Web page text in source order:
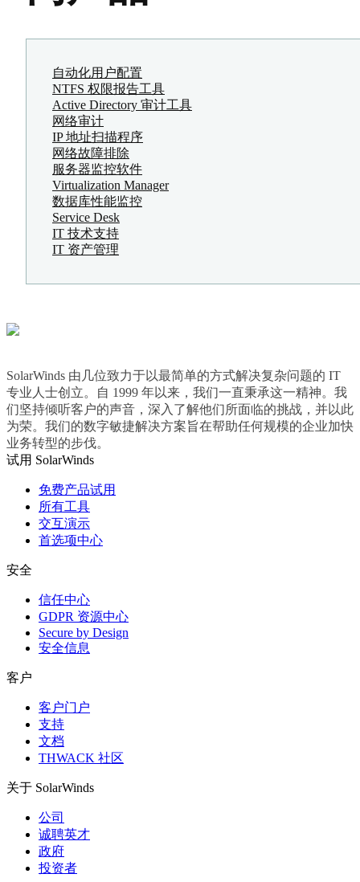
自动化用户配置
NTFS 权限报告工具
Active Directory 审计工具
网络审计
IP 地址扫描程序
网络故障排除
服务器监控软件
Virtualization Manager
数据库性能监控
Service Desk
IT 技术支持
IT 资产管理
SolarWinds 由几位致力于以最简单的方式解决复杂问题的 IT
专业人士创立。自 1999 年以来，我们一直秉承这一精神。我
们坚持倾听客户的声音，深入了解他们所面临的挑战，并以此
为荣。我们的数字敏捷解决方案旨在帮助任何规模的企业加快
业务转型的步伐。
试用 SolarWinds
免费产品试用
所有工具
交互演示
首选项中心
安全
信任中心
GDPR 资源中心
Secure by Design
安全信息
客户
客户门户
支持
文档
THWACK 社区
关于 SolarWinds
公司
诚聘英才
政府
投资者